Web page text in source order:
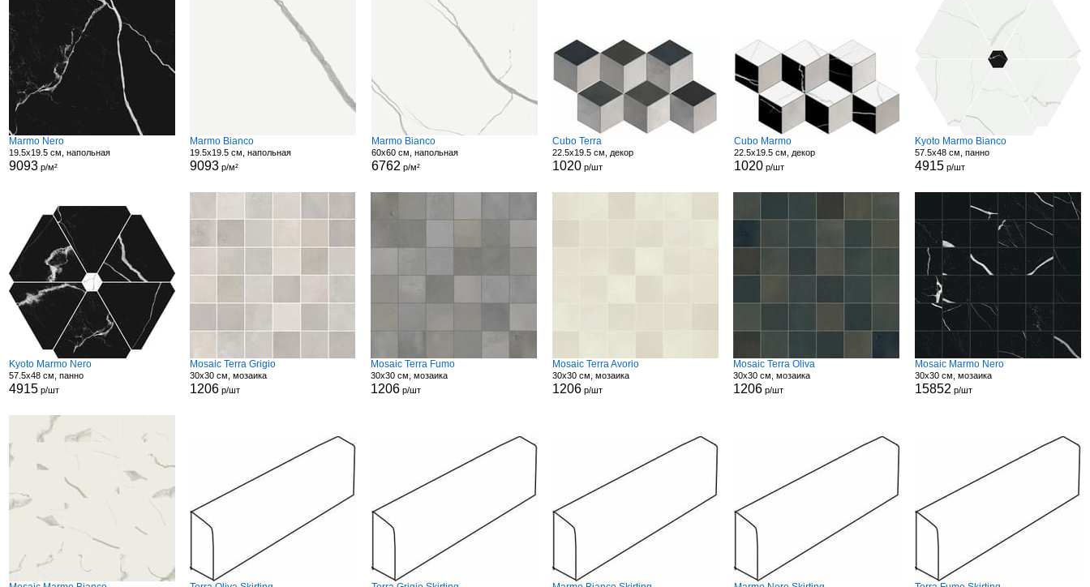
Marmo Nero
19.5x19.5 см, напольная
9093р/м²
Marmo Bianco
19.5x19.5 см, напольная
9093 р/м²
Marmo Bianco
60x60 см, напольная
6762 р/м²
Cubo Terra
22.5x19.5 см, декор
1020 р/шт
Cubo Marmo
22.5x19.5 см, декор
1020р/шт
Kyoto Marmo Bianco
57.5x48 см, панно
4915 р/шт
Kyoto Marmo Nero
57.5x48 см, панно
4915р/шт
Mosaic Terra Grigio
30x30 см, мозаика
1206 р/шт
Mosaic Terra Fumo
30x30 см, мозаика
1206 р/шт
Mosaic Terra Avorio
30x30 см, мозаика
1206р/шт
Mosaic Terra Oliva
30x30 см, мозаика
1206 р/шт
Mosaic Marmo Nero
30x30 см, мозаика
15852 р/шт